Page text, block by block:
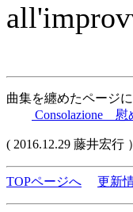
曲集を纏めたページ
Consolazione 慰
( 2016.12.29 藤井宏行 ）
TOPページへ 更新